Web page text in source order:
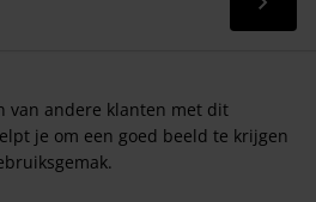
Lees
van andere klanten met dit
je om een goed beeld te krijgen